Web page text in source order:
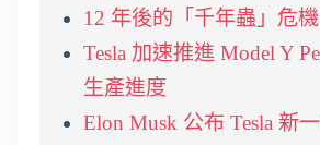
12 年後的「千年蟲」危機
Tesla 加速推進 Model Y
生產進度
Elon Musk 公布 Tesla 新